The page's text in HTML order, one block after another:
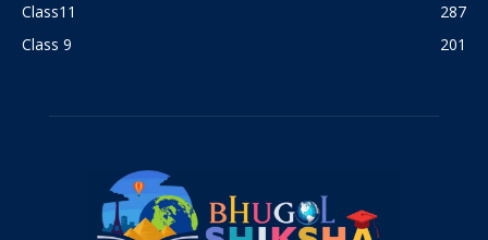
Class11
287
Class 9
201